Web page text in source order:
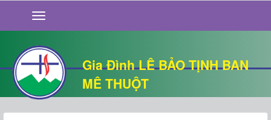
Gia Đình LÊ BẢO TỊNH BAN
MÊ THUỘT
GIỚI THIỆU
TIN TỨC
SỐNG ĐẠO
CHUYỆN NHÀ
QUÁN VĂN